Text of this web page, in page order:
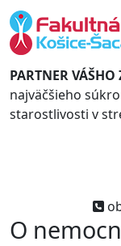
PARTNER
najväčšieho
starostlivosti v
O